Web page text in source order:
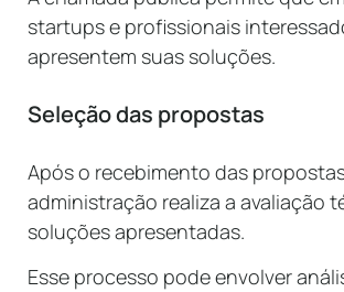
startups e profissionais
apresentem suas soluções.
Seleção das propostas
Após o recebimento das
administração realiza a avaliação
soluções apresentadas.
Esse processo pode envolver